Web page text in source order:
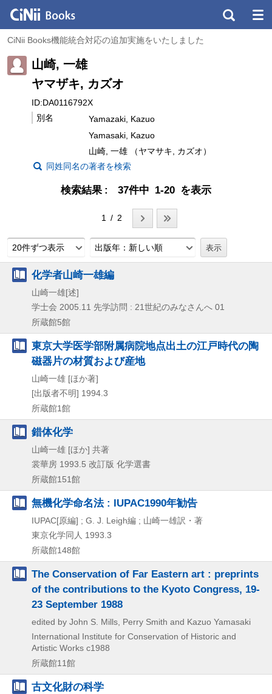
CiNii Books機能統合対応の追加実施をいたしました
山崎, 一雄
ヤマザキ, カズオ
ID:DA0116792X
別名
Yamazaki, Kazuo
Yamasaki, Kazuo
山崎, 一雄 （ヤマサキ, カズオ）
同姓同名の著者を検索
検索結果 37件中 1-20 を表示
1 / 2
20件ずつ表示 出版年：新しい順
化学者山崎一雄編
山崎一雄[述]
学士会 2005.11 先学訪問 : 21世紀のみなさんへ 01
所蔵館5館
東京大学医学部附属病院地点出土の江戸時代の陶
磁器片の材質および産地
山崎一雄 [ほか著]
[出版者不明] 1994.3
所蔵館1館
錯体化学
山崎一雄 [ほか] 共著
裳華房 1993.5 改訂版 化学選書
所蔵館151館
無機化学命名法 : IUPAC1990年勧告
IUPAC[原編] ; G. J. Leigh編 ; 山崎一雄訳・著
東京化学同人 1993.3
所蔵館148館
The Conservation of Far Eastern art : preprints
of the contributions to the Kyoto Congress, 19-
23 September 1988
edited by John S. Mills, Perry Smith and Kazuo Yamasaki
International Institute for Conservation of Historic and
Artistic Works c1988
所蔵館11館
古文化財の科学